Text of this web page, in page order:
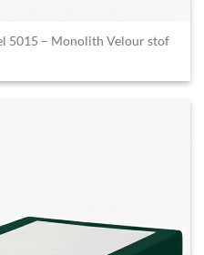
5015 – Monolith Velour stof